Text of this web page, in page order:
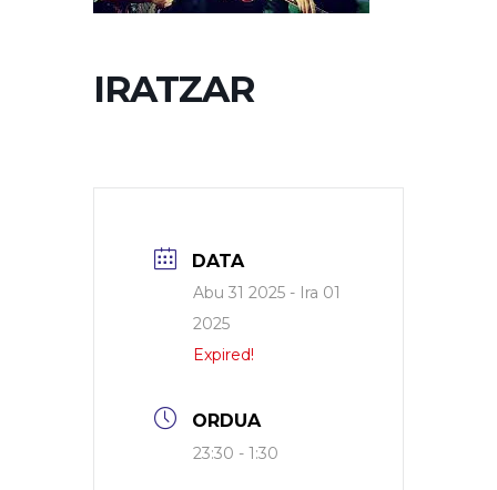
IRATZAR
DATA
Abu 31 2025 - Ira 01
2025
Expired!
ORDUA
23:30 - 1:30